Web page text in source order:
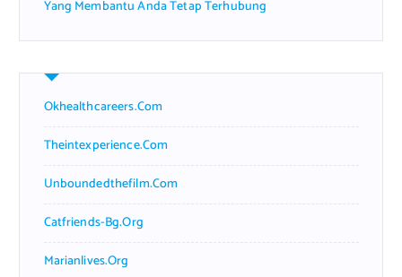
Yang Membantu Anda Tetap Terhubung
Okhealthcareers.com
Theintexperience.com
Unboundedthefilm.com
Catfriends-Bg.org
Marianlives.org